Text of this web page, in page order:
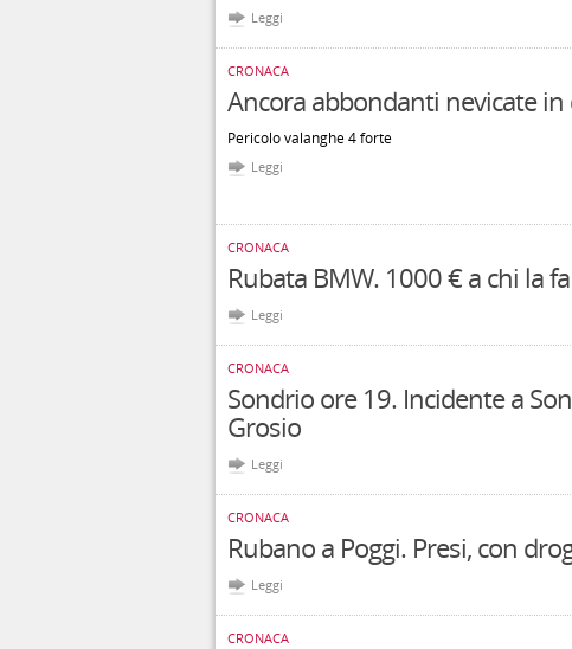
Leggi
CRONACA
Ancora abbondanti nevicate
Pericolo valanghe 4 forte
Leggi
CRONACA
Rubata BMW. 1000 € a chi la
Leggi
CRONACA
Sondrio ore 19. Incidente a
Grosio
Leggi
CRONACA
Rubano a Poggi. Presi, con
Leggi
CRONACA